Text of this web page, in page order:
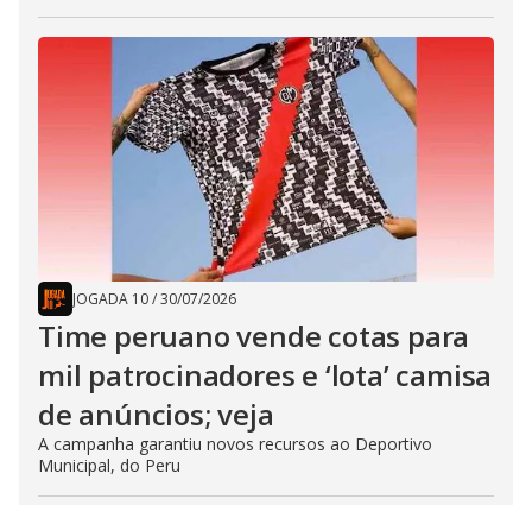
JOGADA 10/30/07/2026
Time peruano vende cotas para
mil patrocinadores e ‘lota’ camisa
de anúncios; veja
A campanha garantiu novos recursos ao Deportivo
Municipal, do Peru